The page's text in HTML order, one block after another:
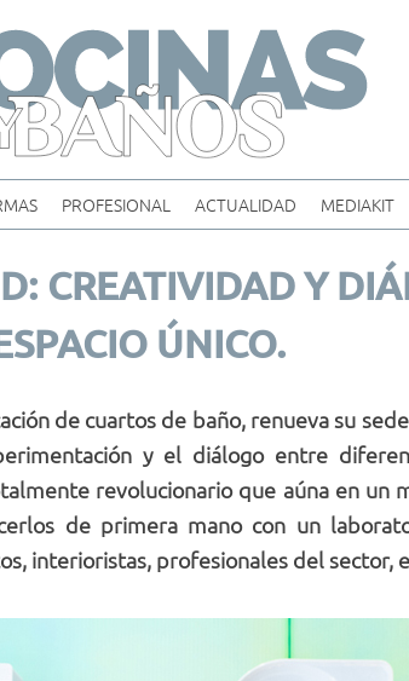
content
PROFESIONAL ACTUALIDAD MEDIAKIT
CREATIVIDAD Y
ÚNICO.
de cuartos de baño, renueva su
y el diálogo entre
revolucionario que aúna en un
de primera mano con un
interioristas, profesionales del sector,